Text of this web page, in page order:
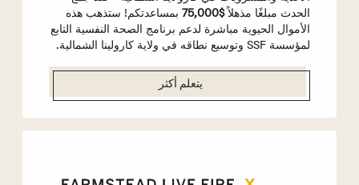
الحدث مبلغًا مذهلاً$75,000
بمساعدتكم! ستذهب هذه
الأموال الحيوية مباشرة لدعم برنامج الصحة النفسية التابع
لمؤسسة SSF وتوسيع نطاقه في ولاية كارولينا الشمالية.
يتعلم أكثر